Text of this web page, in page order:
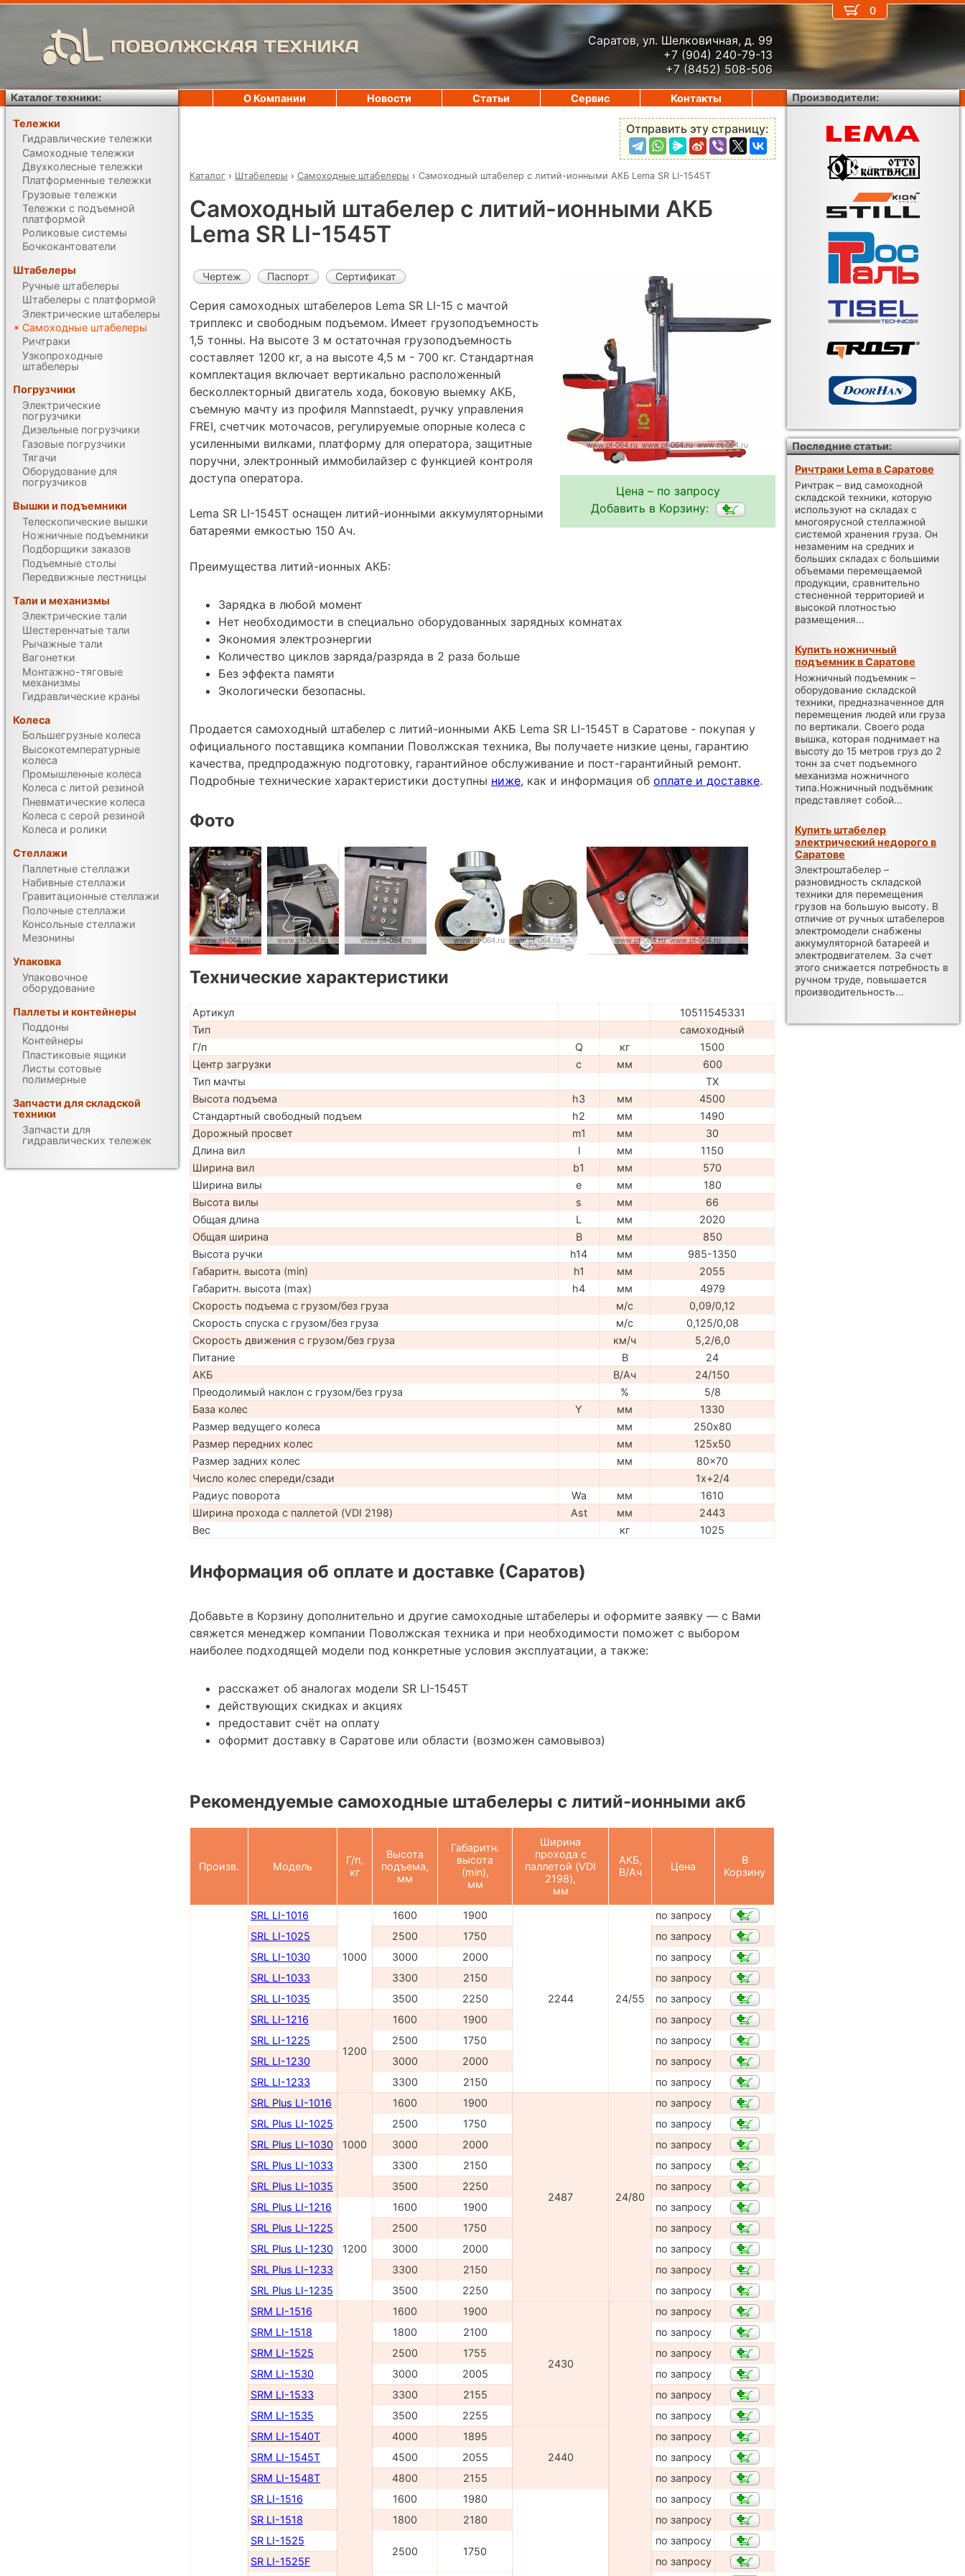
ПОВОЛЖСКАЯ ТЕХНИКА
Саратов, ул. Шелковичная, д. 99
+7 (904) 240-79-13
+7 (8452) 508-506
Отправить эту страницу:
Каталог › Штабелеры › Самоходные штабелеры › Самоходный штабелер с литий-ионными АКБ Lema SR LI-1545Т
Самоходный штабелер с литий-ионными АКБ
Lema SR LI-1545Т
Цена – по запросу
Добавить в Корзину:
Чертеж Паспорт Сертификат
Серия самоходных штабелеров Lema SR LI-15 с мачтой
триплекс и свободным подъемом. Имеет грузоподъемность
1,5 тонны. На высоте 3 м остаточная грузоподъемность
составляет 1200 кг, а на высоте 4,5 м - 700 кг. Стандартная
комплектация включает вертикально расположенный
бесколлекторный двигатель хода, боковую выемку АКБ,
съемную мачту из профиля Mannstaedt, ручку управления
FREI, счетчик моточасов, регулируемые опорные колеса с
усиленными вилками, платформу для оператора, защитные
поручни, электронный иммобилайзер с функцией контроля
доступа оператора.
Lema SR LI-1545Т оснащен литий-ионными аккумуляторными
батареями емкостью 150 Ач.
Преимущества литий-ионных АКБ:
Зарядка в любой момент
Нет необходимости в специально оборудованных зарядных комнатах
Экономия электроэнергии
Количество циклов заряда/разряда в 2 раза больше
Без эффекта памяти
Экологически безопасны.
Продается самоходный штабелер с литий-ионными АКБ Lema SR LI-1545Т в Саратове - покупая у
официального поставщика компании Поволжская техника, Вы получаете низкие цены, гарантию
качества, предпродажную подготовку, гарантийное обслуживание и пост-гарантийный ремонт.
Подробные технические характеристики доступны ниже, как и информация об оплате и доставке.
Фото
Технические характеристики
Артикул
10511545331
Тип
самоходный
Г/п
Q кг
1500
Центр загрузки
c мм
600
Тип мачты
TX
Высота подъема
h3 мм
4500
Стандартный свободный подъем
h2 мм
1490
Дорожный просвет
m1 мм
30
Длина вил
l мм
1150
Ширина вил
b1 мм
570
Ширина вилы
e мм
180
Высота вилы
s мм
66
Общая длина
L мм
2020
Общая ширина
B мм
850
Высота ручки
h14 мм
985-1350
Габаритн. высота (min)
h1 мм
2055
Габаритн. высота (max)
h4 мм
4979
Скорость подъема с грузом/без груза
м/с
0,09/0,12
Скорость спуска с грузом/без груза
м/с
0,125/0,08
Скорость движения с грузом/без груза
км/ч
5,2/6,0
Питание
В
24
АКБ
В/Ач
24/150
Преодолимый наклон с грузом/без груза
%
5/8
База колес
Y мм
1330
Размер ведущего колеса
мм
250х80
Размер передних колес
мм
125х50
Размер задних колес
мм
80x70
Число колес спереди/сзади
1x+2/4
Радиус поворота
Wa мм
1610
Ширина прохода с паллетой (VDI 2198)
Ast мм
2443
Вес
кг 1025
Информация об оплате и доставке (Саратов)
Добавьте в Корзину дополнительно и другие самоходные штабелеры и оформите заявку — с Вами
свяжется менеджер компании Поволжская техника и при необходимости поможет с выбором
наиболее подходящей модели под конкретные условия эксплуатации, а также:
расскажет об аналогах модели SR LI-1545Т
действующих скидках и акциях
предоставит счёт на оплату
оформит доставку в Саратове или области (возможен самовывоз)
Рекомендуемые самоходные штабелеры с литий-ионными акб
Произв. Модель
Г/п,
кг
Высота
подъема,
мм
Габаритн.
высота
(min),
мм
Ширина
прохода с
паллетой (VDI
2198),
мм
АКБ,
В/Ач
Цена
В
Корзину
SRL LI-1016
1000
1600 1900
2244 24/55
по запросу
SRL LI-1025
2500 1750
по запросу
SRL LI-1030
3000 2000
по запросу
SRL LI-1033
3300 2150
по запросу
SRL LI-1035
3500 2250
по запросу
SRL LI-1216
1200
1600 1900
по запросу
SRL LI-1225
2500 1750
по запросу
SRL LI-1230
3000 2000
по запросу
SRL LI-1233
3300 2150
по запросу
SRL Plus LI-1016
1000
1600 1900
2487 24/80
по запросу
SRL Plus LI-1025
2500 1750
по запросу
SRL Plus LI-1030
3000 2000
по запросу
SRL Plus LI-1033
3300 2150
по запросу
SRL Plus LI-1035
3500 2250
по запросу
SRL Plus LI-1216
1200
1600 1900
по запросу
SRL Plus LI-1225
2500 1750
по запросу
SRL Plus LI-1230
3000 2000
по запросу
SRL Plus LI-1233
3300 2150
по запросу
SRL Plus LI-1235
3500 2250
по запросу
SRM LI-1516
1600 1900
2430
по запросу
SRM LI-1518
1800 2100
по запросу
SRM LI-1525
2500 1755
по запросу
SRM LI-1530
3000 2005
по запросу
SRM LI-1533
3300 2155
по запросу
SRM LI-1535
3500 2255
по запросу
SRM LI-1540Т
4000
1895
2440
по запросу
SRM LI-1545Т
4500 2055
по запросу
SRM LI-1548Т
4800 2155
по запросу
SR LI-1516
1600 1980
по запросу
SR LI-1518
1800 2180
по запросу
SR LI-1525
2500
1750
по запросу
SR LI-1525F
по запросу
0
О Компании Новости Статьи Сервис Контакты
Каталог техники:
Тележки
Гидравлические тележки
Самоходные тележки
Двухколесные тележки
Платформенные тележки
Грузовые тележки
Тележки с подъемной
платформой
Роликовые системы
Бочкокантователи
Штабелеры
Ручные штабелеры
Штабелеры с платформой
Электрические штабелеры
Самоходные штабелеры
Ричтраки
Узкопроходные
штабелеры
Погрузчики
Электрические
погрузчики
Дизельные погрузчики
Газовые погрузчики
Тягачи
Оборудование для
погрузчиков
Вышки и подъемники
Телескопические вышки
Ножничные подъемники
Подборщики заказов
Подъемные столы
Передвижные лестницы
Тали и механизмы
Электрические тали
Шестеренчатые тали
Рычажные тали
Вагонетки
Монтажно-тяговые
механизмы
Гидравлические краны
Колеса
Большегрузные колеса
Высокотемпературные
колеса
Промышленные колеса
Колеса с литой резиной
Пневматические колеса
Колеса с серой резиной
Колеса и ролики
Стеллажи
Паллетные стеллажи
Набивные стеллажи
Гравитационные стеллажи
Полочные стеллажи
Консольные стеллажи
Мезонины
Упаковка
Упаковочное
оборудование
Паллеты и контейнеры
Поддоны
Контейнеры
Пластиковые ящики
Листы сотовые
полимерные
Запчасти для складской
техники
Запчасти для
гидравлических тележек
Производители:
Последние статьи:
Ричтраки Lema в Саратове
Ричтрак – вид самоходной
складской техники, которую
используют на складах с
многоярусной стеллажной
системой хранения груза. Он
незаменим на средних и
больших складах с большими
объемами перемещаемой
продукции, сравнительно
стесненной территорией и
высокой плотностью
размещения...
Купить ножничный
подъемник в Саратове
Ножничный подъемник –
оборудование складской
техники, предназначенное для
перемещения людей или груза
по вертикали. Своего рода
вышка, которая поднимает на
высоту до 15 метров груз до 2
тонн за счет подъемного
механизма ножничного
типа.Ножничный подъёмник
представляет собой...
Купить штабелер
электрический недорого в
Саратове
Электроштабелер –
разновидность складской
техники для перемещения
грузов на большую высоту. В
отличие от ручных штабелеров
электромодели снабжены
аккумуляторной батареей и
электродвигателем. За счет
этого снижается потребность в
ручном труде, повышается
производительность...